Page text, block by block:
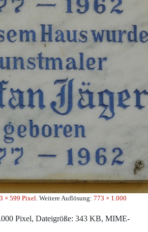
× 599 Pixel. Weitere Auflösung: 773 × 1.000
Pixel, Dateigröße: 343 KB, MIME-